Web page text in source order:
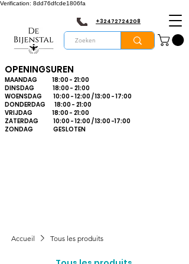
Verification: 8dd76dfcde1806fa
+32472724208
OPENINGSUREN
MAANDAG 18:00 - 21:00
DINSDAG 18:00 - 21:00
WOENSDAG 10:00 - 12:00 / 13:00 - 17:00
DONDERDAG 18:00 - 21:00
VRIJDAG 18:00 - 21:00
ZATERDAG 10:00 - 12:00 / 13:00 -17:00
ZONDAG GESLOTEN
Accueil Tous les produits